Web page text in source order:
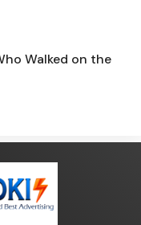
Walked on the